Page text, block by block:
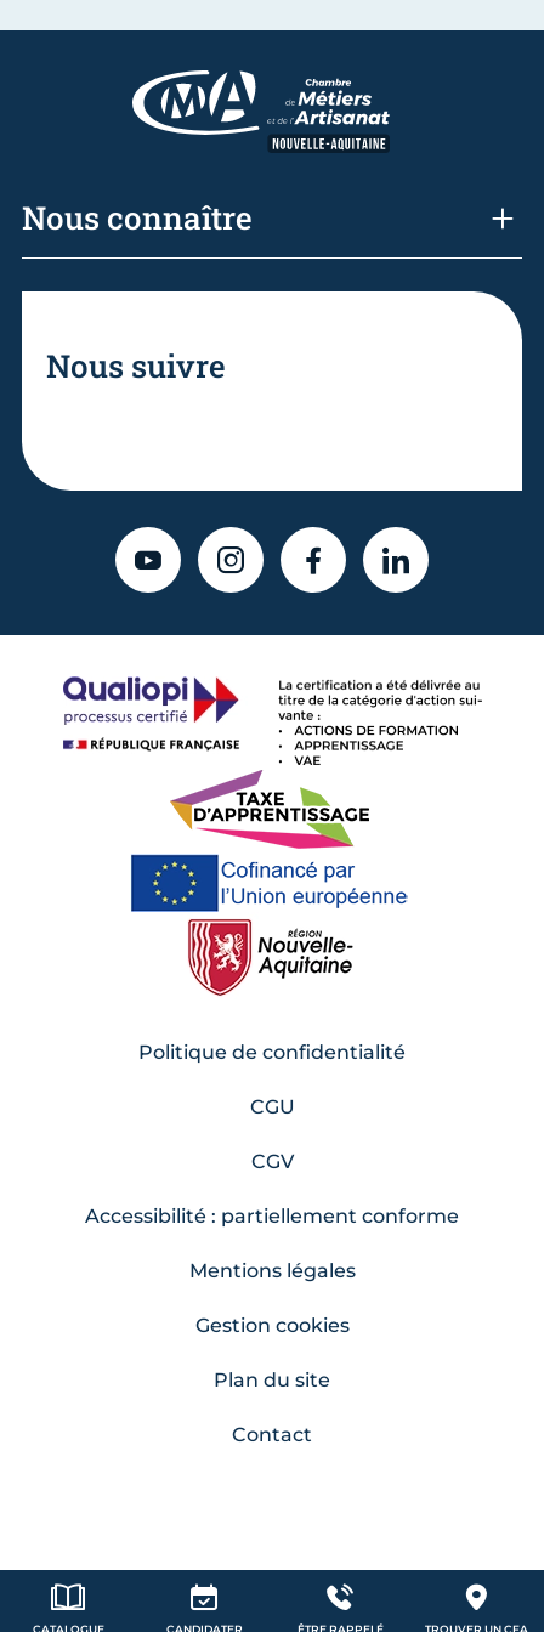
CATALOGUE CANDIDATER ÊTRE RAPPELÉ TROUVER UN CFA
Nous connaître
Nous suivre
YOUTUBEINSTAGRAMFACEBOOKLINKEDIN
Politique de confidentialité
CGU
CGV
Accessibilité : partiellement conforme
Mentions légales
Gestion cookies
Plan du site
Contact